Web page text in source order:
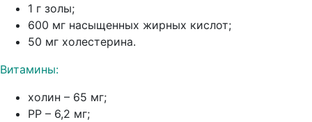
1 г золы;
600 мг насыщенных жирных кислот;
50 мг холестерина.
Витамины:
холин – 65 мг;
РР – 6,2 мг;